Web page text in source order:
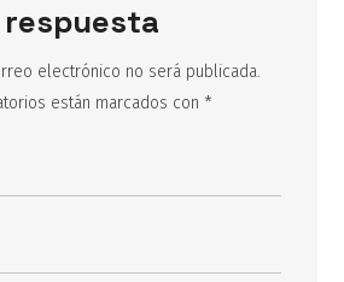
respuesta
electrónico no será publicada.
están marcados con *